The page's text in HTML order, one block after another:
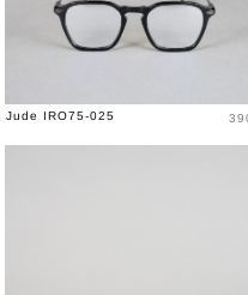
Jude IRO75-025